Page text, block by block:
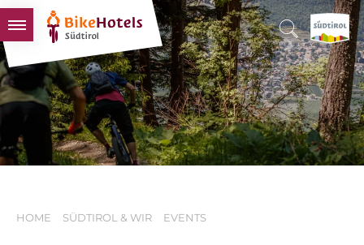
BIKEHOTELS
HOTELS & PAKETE
TOUREN & REVIERE
SÜDTIROL & WIR
HOME SÜDTIROL & WIR EVENTS